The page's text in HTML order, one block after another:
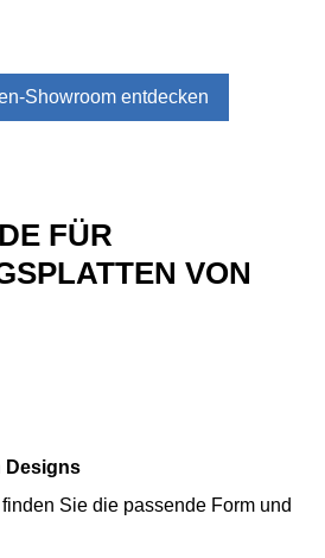
Showroom entdecken
FÜR
VON
Designs
Sie die passende Form und